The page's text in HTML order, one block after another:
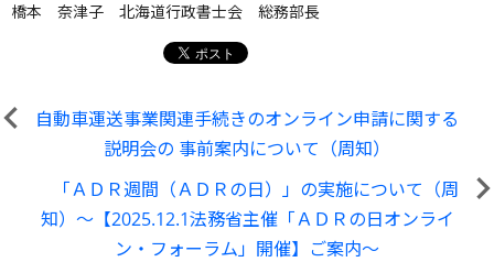
橋本 奈津子 北海道行政書士会 総務部長
自動車運送事業関連手続きのオンライン申請に関する
説明会の 事前案内について（周知）
「ＡＤＲ週間（ＡＤＲの日）」の実施について（周
知）〜【2025.12.1法務省主催「ＡＤＲの日オンライ
ン・フォーラム」開催】ご案内〜